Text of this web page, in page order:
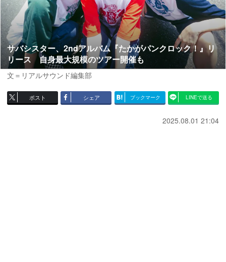
サバシスター、2ndアルバム『たかがパンクロック！』リ
リース 自身最大規模のツアー開催も
文＝リアルサウンド編集部
ポスト シェア ブックマーク LINEで送る
2025.08.01 21:04